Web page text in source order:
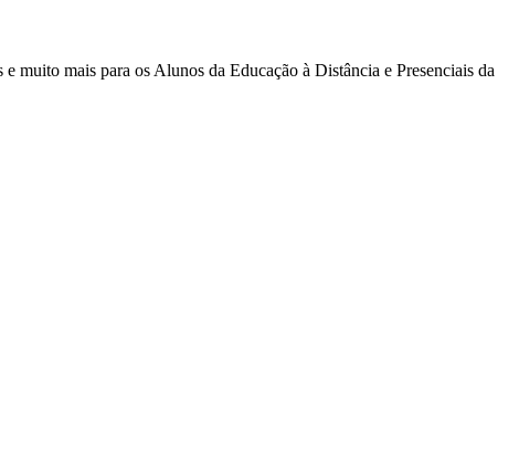
muito mais para os Alunos da Educação à Distância e Presenciais da